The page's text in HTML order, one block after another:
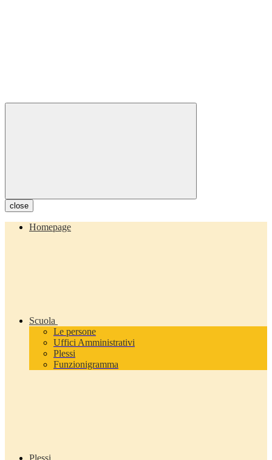
close
Homepage
Scuola
Le persone
Uffici Amministrativi
Plessi
Funzionigramma